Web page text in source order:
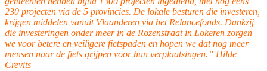
230 projecten via de 5 provincies. De lokale besturen die investeren,
krijgen middelen vanuit Vlaanderen via het Relancefonds. Dankzij
die investeringen onder meer in de Rozenstraat in Lokeren zorgen
we voor betere en veiligere fietspaden en hopen we dat nog meer
mensen naar de fiets grijpen voor hun verplaatsingen.” Hilde
Crevits